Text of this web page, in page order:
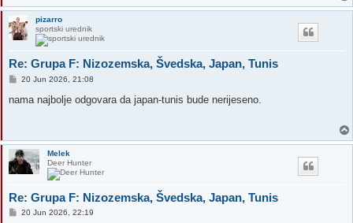
pizarro
sportski urednik
Re: Grupa F: Nizozemska, Švedska, Japan, Tunis
P
s
20 Jun 2026, 21:08
nama najbolje odgovara da japan-tunis bude nerijeseno.
Melek
Deer Hunter
Re: Grupa F: Nizozemska, Švedska, Japan, Tunis
P20 Jun 2026, 22:19